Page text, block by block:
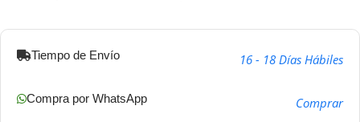
Tiempo de Envío 16 - 18 Días Hábiles
Compra por WhatsApp Comprar